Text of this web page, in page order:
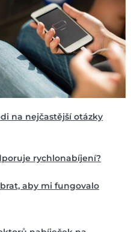
na nejčastější otázky
rychlonabíjení?
aby mi fungovalo